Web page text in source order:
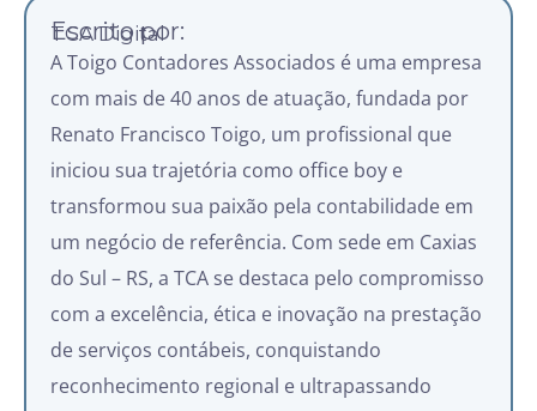
Escrito por:
TCA Digital
A Toigo Contadores Associados é uma empresa
com mais de 40 anos de atuação, fundada por
Renato Francisco Toigo, um profissional que
iniciou sua trajetória como office boy e
transformou sua paixão pela contabilidade em
um negócio de referência. Com sede em Caxias
do Sul – RS, a TCA se destaca pelo compromisso
com a excelência, ética e inovação na prestação
de serviços contábeis, conquistando
reconhecimento regional e ultrapassando